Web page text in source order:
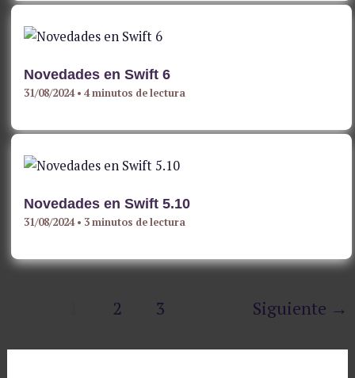
Novedades en Swift 6
31/08/2024•4 minutos de lectura
Novedades en Swift 5.10
31/08/2024• 3 minutos de lectura
2 3 Siguiente →